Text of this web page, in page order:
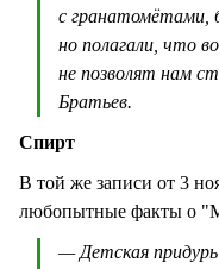
с гранатомётами,
но полагали, что
не позволят нам
Братьев.
Спирт
В той же записи от 3
любопытные факты о
— Детская